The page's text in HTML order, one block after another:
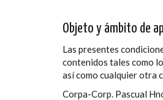
Objeto y ámbito de
Las presentes
contenidos tales como
así como cualquier otra
Corpa-Corp. Pascual